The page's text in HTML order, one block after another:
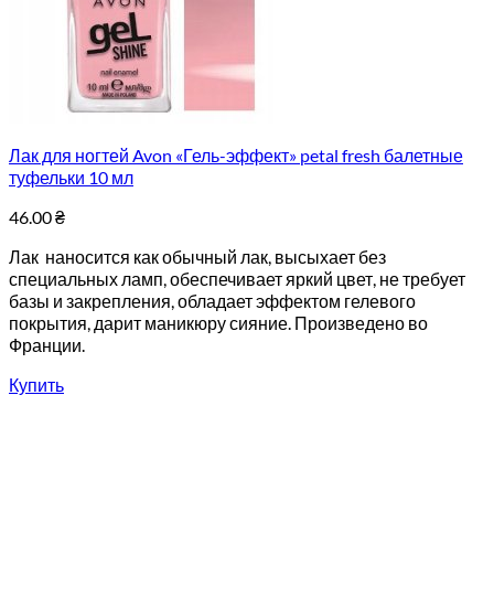
Лак для ногтей Avon «Гель-эффект» petal fresh балетные
туфельки 10 мл
46.00₴
Лак наносится как обычный лак, высыхает без
специальных ламп, обеспечивает яркий цвет, не требует
базы и закрепления, обладает эффектом гелевого
покрытия, дарит маникюру сияние. Произведено во
Франции.
Купить